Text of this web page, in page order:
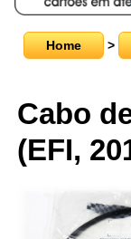
Home >
Cabo
(EFI,